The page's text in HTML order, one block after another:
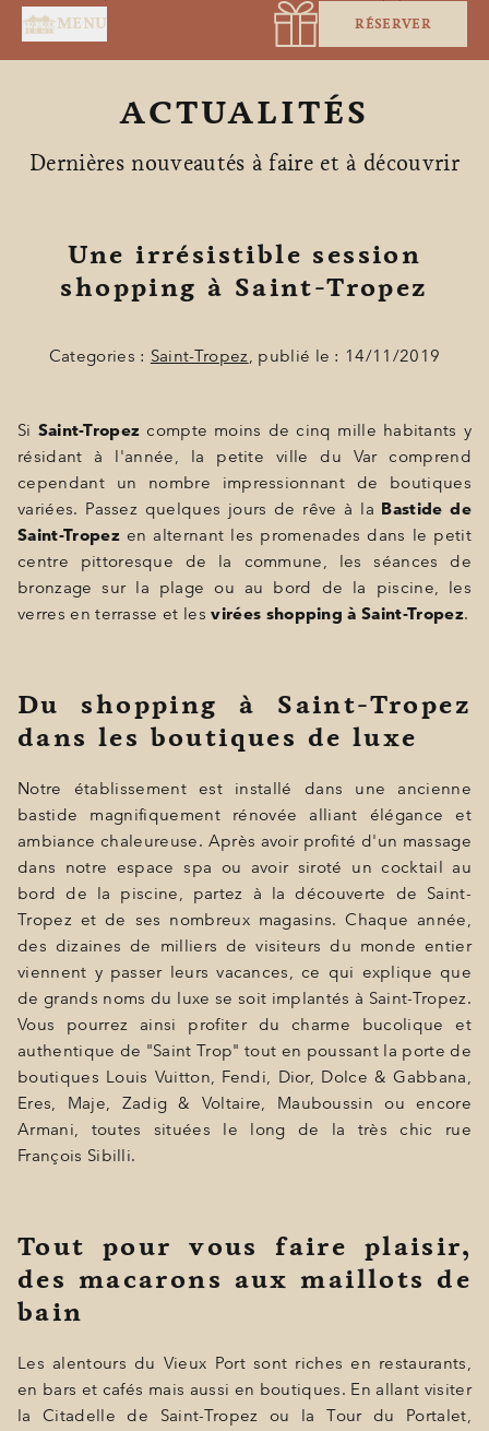
MENU RÉSERVER
ACCUEIL
SUITES & CHAMBRES
SPA BY HOLIDERMIE
BONS CADEAUX
ÉVÈNEMENTS
PHOTOS
OFFRES
ACTUALITÉS
ACTUALITÉS
Dernières nouveautés à faire et à découvrir
Une irrésistible session
shopping à Saint-Tropez
Categories : Saint-Tropez, publié le : 14/11/2019
Si Saint-Tropez compte moins de cinq mille habitants y
résidant à l'année, la petite ville du Var comprend
cependant un nombre impressionnant de boutiques
variées. Passez quelques jours de rêve à la Bastide de
Saint-Tropez en alternant les promenades dans le petit
centre pittoresque de la commune, les séances de
bronzage sur la plage ou au bord de la piscine, les
verres en terrasse et lesvirées shopping à Saint-Tropez.
Du shopping à Saint-Tropez
dans les boutiques de luxe
Notre établissement est installé dans une ancienne
bastide magnifiquement rénovée alliant élégance et
ambiance chaleureuse. Après avoir profité d'un massage
dans notre espace spa ou avoir siroté un cocktail au
bord de la piscine, partez à la découverte de Saint-
Tropez et de ses nombreux magasins. Chaque année,
des dizaines de milliers de visiteurs du monde entier
viennent y passer leurs vacances, ce qui explique que
de grands noms du luxe se soit implantés à Saint-Tropez.
Vous pourrez ainsi profiter du charme bucolique et
authentique de "Saint Trop" tout en poussant la porte de
boutiques Louis Vuitton, Fendi, Dior, Dolce & Gabbana,
Eres, Maje, Zadig & Voltaire, Mauboussin ou encore
Armani, toutes situées le long de la très chic rue
François Sibilli.
Tout pour vous faire plaisir,
des macarons aux maillots de
bain
Les alentours du Vieux Port sont riches en restaurants,
en bars et cafés mais aussi en boutiques. En allant visiter
la Citadelle de Saint-Tropez ou la Tour du Portalet,
Panneau de gestion des cookies